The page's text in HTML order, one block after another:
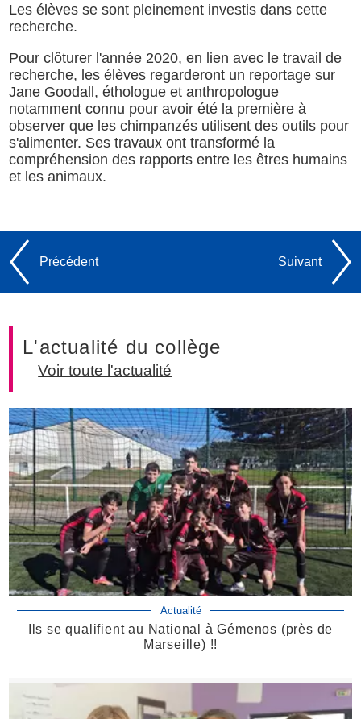
Les élèves se sont pleinement investis dans cette
recherche.
Pour clôturer l'année 2020, en lien avec le travail de
recherche, les élèves regarderont un reportage sur
Jane Goodall, éthologue et anthropologue
notamment connu pour avoir été la première à
observer que les chimpanzés utilisent des outils pour
s'alimenter. Ses travaux ont transformé la
compréhension des rapports entre les êtres humains
et les animaux.
Précédent Suivant
L'actualité du collège
Voir toute l'actualité
Actualité
Ils se qualifient au National à Gémenos (près de
Marseille) !!